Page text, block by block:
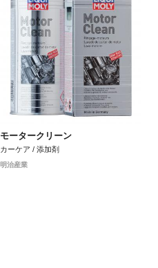
モータークリーン
カーケア / 添加剤
明治産業